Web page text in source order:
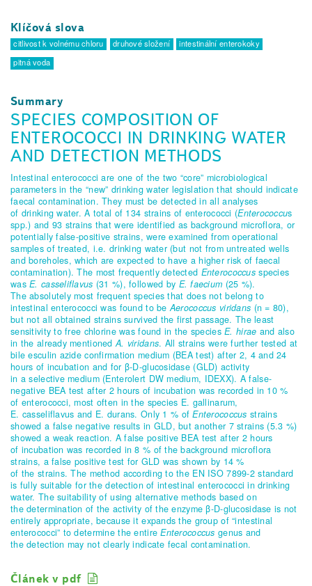
Klíčová slova
citlivost k volnému chloru druhové složení
intestinální enterokoky
pitná voda
Summary
SPECIES COMPOSITION OF
ENTEROCOCCI IN DRINKING WATER
AND DETECTION METHODS
Intestinal enterococci are one of the two “core” microbiological
parameters in the “new” drinking water legislation that should indicate
faecal contamination. They must be detected in all analyses
of drinking water. A total of 134 strains of enterococci (Enterococcus
spp.) and 93 strains that were identified as background microflora, or
potentially false-positive strains, were exami­ned from operational
samples of treated, i.e. drinking water (but not from untreated wells
and boreholes, which are expected to have a higher risk of faecal
contamination). The most frequently detected Enterococcusspecies
wasE. casseliflavus (31 %), followed by E. faecium (25 %).
The absolutely most frequent species that does not belong to
intestinal enterococci was found to beAerococcus viridans (n = 80),
but not all obtained strains survived the first passage. The least
sensitivity to free chlorine was found in the speciesE. hirae and also
in the already mentionedA. viridans. All strains were further tested at
bile esculin azide confirmation medium (BEA test) after 2, 4 and 24
hours of incubation and for β-D-glucosidase (GLD) activity
in a selective medium (Enterolert DW medium, IDEXX). A false-
negative BEA test after 2 hours of incubation was recorded in 10 %
of enterococci, most often in the species E. gallinarum,
E. casseliflavus and E. durans. Only 1 % ofEnterococcus strains
showed a false negative results in GLD, but another 7 strains (5.3 %)
showed a weak reaction. A false positive BEA test after 2 hours
of incubation was recorded in 8 % of the background microflora
strains, a false positive test for GLD was shown by 14 %
of the strains. The method according to the EN ISO 7899-2 standard
is fully suitable for the detection of intestinal enterococci in drinking
water. The suitability of using alternative methods based on
the determination of the activity of the enzyme β-D-glucosidase is not
entirely appropriate, because it expands the group of “intestinal
enterococci” to determine the entireEnterococcus genus and
the detection may not clearly indicate fecal contamination.
Článek v pdf